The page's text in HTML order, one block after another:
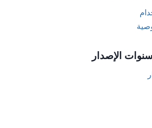
الإصدار